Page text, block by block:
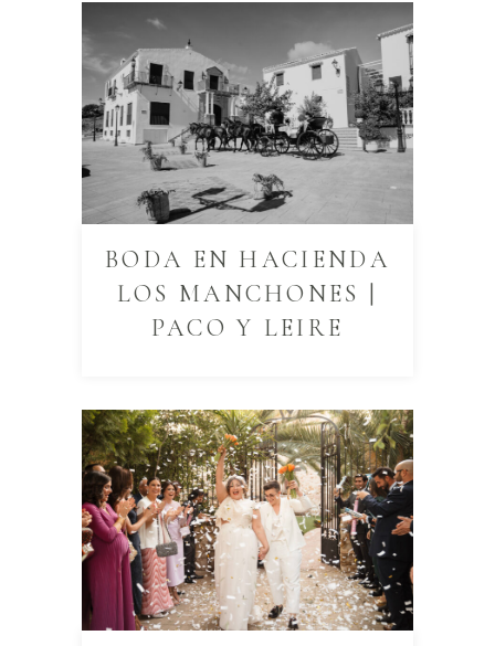
BODA EN HACIENDA
LOS MANCHONES |
PACO Y LEIRE